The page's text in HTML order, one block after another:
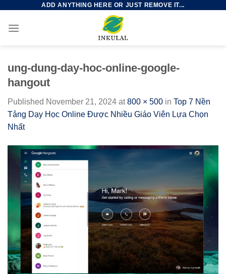
content
ADD ANYTHING HERE OR JUST REMOVE IT...
ung-dung-day-hoc-online-google-
hangout
Published November 21, 2024 at800 × 500 in Top 7 Nền
Tảng Dạy Học Online Được Nhiều Giáo Viên Lựa Chọn
Nhất